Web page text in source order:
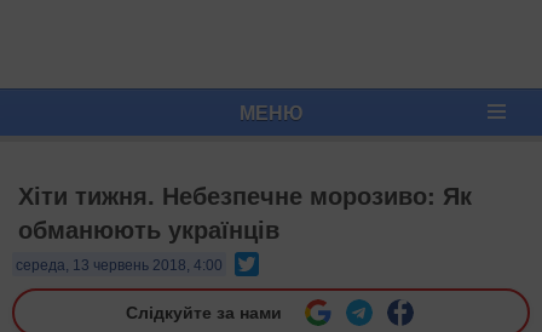
МЕНЮ
Хіти тижня. Небезпечне морозиво: Як
обманюють українців
середа, 13 червень 2018, 4:00
Слідкуйте за нами